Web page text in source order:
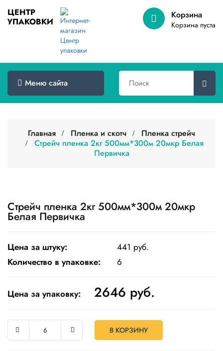
ЦЕНТР
УПАКОВКИ
Корзина
Корзина пуста
Меню сайта
Меню
Товары
оптом
Сертификаты
Категории
товаров
посуда
Крафт
Пищевая
многоразовая
Пакеты
Главная Пленка и скотч
Пленка стрейч
Стрейч пленка 2кг 500мм*300м 20мкр Белая
Первичка
Стрейч пленка 2кг 500мм*300м 20мкр
Белая Первичка
Цена за штуку:
441 руб.
Количество в упаковке:
6
Цена за упаковку: 2646 руб.
В КОРЗИНУ